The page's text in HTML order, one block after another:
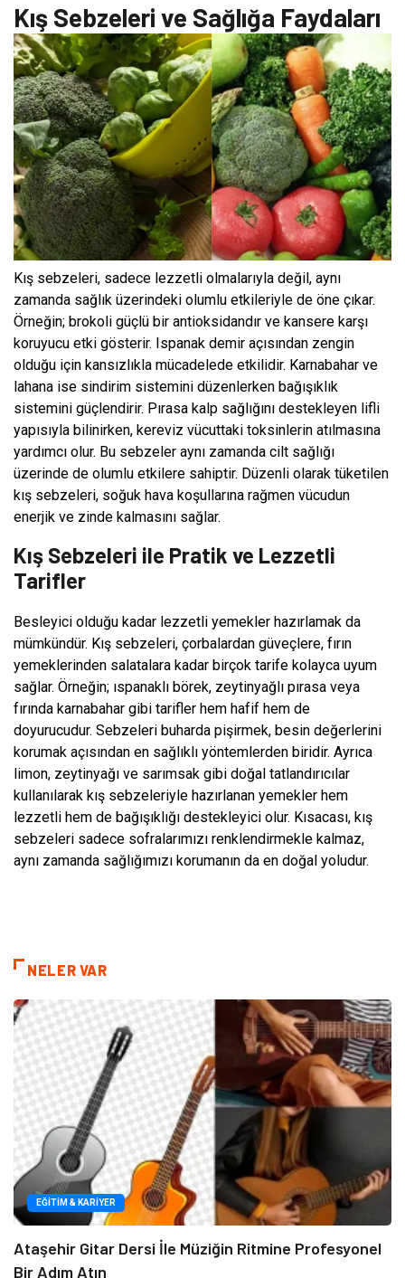
Kış Sebzeleri ve Sağlığa Faydaları
Kış sebzeleri, sadece lezzetli olmalarıyla değil, aynı
zamanda sağlık üzerindeki olumlu etkileriyle de öne çıkar.
Örneğin; brokoli güçlü bir antioksidandır ve kansere karşı
koruyucu etki gösterir. Ispanak demir açısından zengin
olduğu için kansızlıkla mücadelede etkilidir. Karnabahar ve
lahana ise sindirim sistemini düzenlerken bağışıklık
sistemini güçlendirir. Pırasa kalp sağlığını destekleyen lifli
yapısıyla bilinirken, kereviz vücuttaki toksinlerin atılmasına
yardımcı olur. Bu sebzeler aynı zamanda cilt sağlığı
üzerinde de olumlu etkilere sahiptir. Düzenli olarak tüketilen
kış sebzeleri, soğuk hava koşullarına rağmen vücudun
enerjik ve zinde kalmasını sağlar.
Kış Sebzeleri ile Pratik ve Lezzetli
Tarifler
Besleyici olduğu kadar lezzetli yemekler hazırlamak da
mümkündür. Kış sebzeleri, çorbalardan güveçlere, fırın
yemeklerinden salatalara kadar birçok tarife kolayca uyum
sağlar. Örneğin; ıspanaklı börek, zeytinyağlı pırasa veya
fırında karnabahar gibi tarifler hem hafif hem de
doyurucudur. Sebzeleri buharda pişirmek, besin değerlerini
korumak açısından en sağlıklı yöntemlerden biridir. Ayrıca
limon, zeytinyağı ve sarımsak gibi doğal tatlandırıcılar
kullanılarak kış sebzeleriyle hazırlanan yemekler hem
lezzetli hem de bağışıklığı destekleyici olur. Kısacası, kış
sebzeleri sadece sofralarımızı renklendirmekle kalmaz,
aynı zamanda sağlığımızı korumanın da en doğal yoludur.
NELER VAR
EĞITIM & KARIYER
Ataşehir Gitar Dersi İle Müziğin Ritmine Profesyonel
Bir Adım Atın